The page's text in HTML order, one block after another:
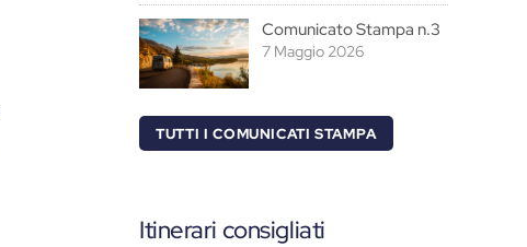
Comunicato Stampa n.3
7 Maggio 2026
TUTTI I COMUNICATI STAMPA
Itinerari consigliati